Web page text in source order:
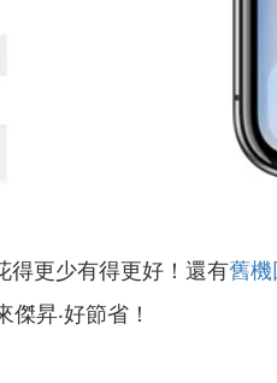
得更少有得更好！還有舊
昇‧好節省！